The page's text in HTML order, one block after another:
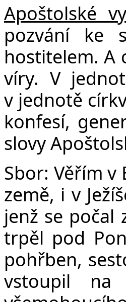
Apoštolské
pozvání ke
hostitelem. A
víry. V
v jednotě
konfesí,
slovy
Sbor: Věřím v
země, i v
jenž se počal
trpěl pod
pohřben,
vstoupil na